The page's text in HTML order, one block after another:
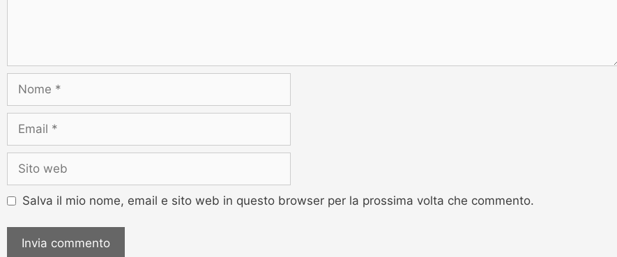
Salva il mio nome, email e sito web in questo browser per la prossima volta che commento.